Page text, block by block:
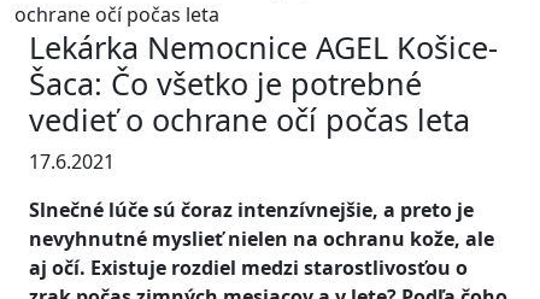
ochrane očí počas leta
Lekárka Nemocnice AGEL Košice-
Šaca: Čo všetko je potrebné
vedieť o ochrane očí počas leta
17.6.2021
Slnečné lúče sú čoraz intenzívnejšie, a preto je
nevyhnutné myslieť nielen na ochranu kože, ale
aj očí. Existuje rozdiel medzi starostlivosťou o